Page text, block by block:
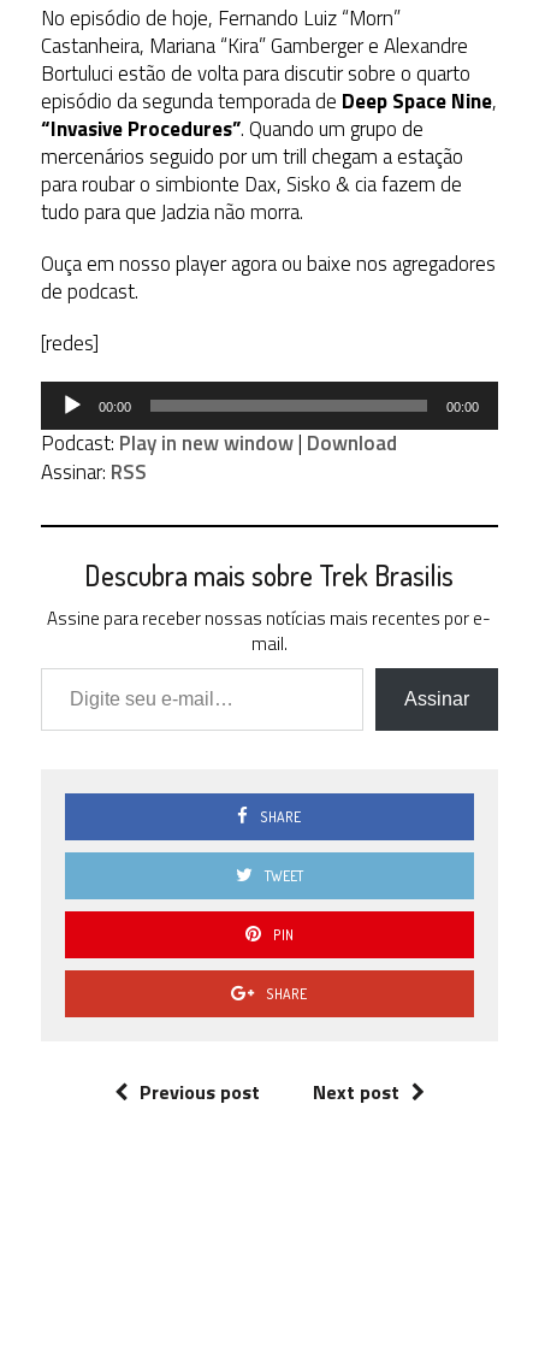
No episódio de hoje, Fernando Luiz “Morn”
Castanheira, Mariana “Kira” Gamberger e Alexandre
Bortuluci estão de volta para discutir sobre o quarto
episódio da segunda temporada de Deep Space Nine,
“Invasive Procedures”. Quando um grupo de
mercenários seguido por um trill chegam a estação
para roubar o simbionte Dax, Sisko & cia fazem de
tudo para que Jadzia não morra.
Ouça em nosso player agora ou baixe nos agregadores
de podcast.
[redes]
Tocador
áudio
00:00 00:00
Podcast: Play in new window| Download
Assinar: RSS
Descubra mais sobre Trek Brasilis
Assine para receber nossas notícias mais recentes por e-
mail.
Digite seu e-mail…
Assinar
SHARE
TWEET
PIN
SHARE
Previous post Next post